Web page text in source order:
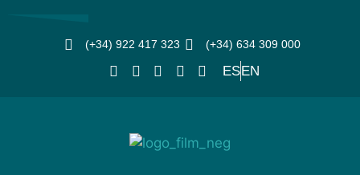
(+34) 922 417 323 (+34) 634 309 000
ESEN